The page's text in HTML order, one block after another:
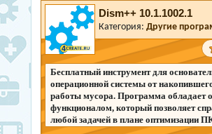
Dism++ 10.1.1002.1
Категория: Другие
Бесплатный инструмент для
операционной системы от
работы мусора. Программа
функционалом, который позволяет
любой задачей в плане оптимизации